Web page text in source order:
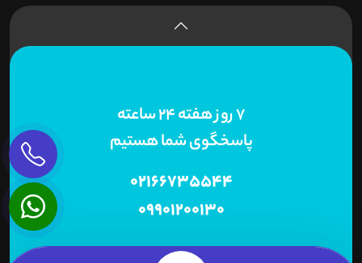
7 روز هفته 24 ساعته
پاسخگوی شما هستیم
02166735544
09901200130